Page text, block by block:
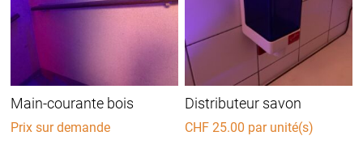
Main-courante bois
Prix sur demande
Distributeur savon
CHF 25.00 par unité(s)